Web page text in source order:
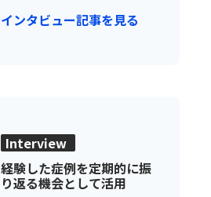
インタビュー記事を見る
Interview
経験した症例を定期的に振
り返る機会として活用